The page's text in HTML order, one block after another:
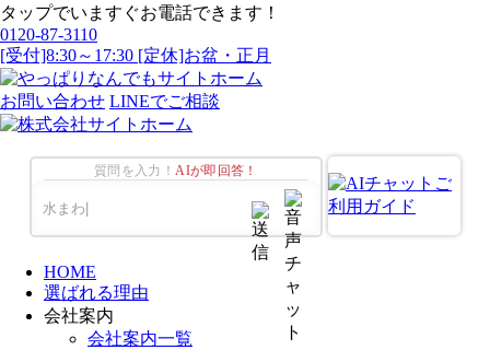
タップでいますぐお電話できます！
0120-87-3110
[受付]8:30～17:30 [定休]お盆・正月
お問い合わせ LINEでご相談
質問を入力！ AIが即回答！
HOME
選ばれる理由
会社案内
会社案内一覧